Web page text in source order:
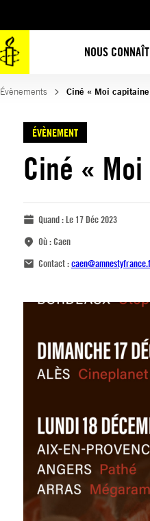
NOUS
Évènements Ciné « Moi
ÉVÈNEMENT
Ciné «
Quand :Le 17 Déc 2023
Où :Caen
Contact :